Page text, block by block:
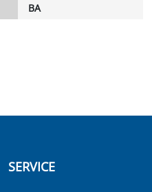
BA
SERVICE